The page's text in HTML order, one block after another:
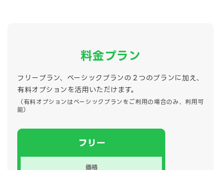
料金プラン
フリープラン、ベーシックプランの２つのプランに加え、
有料オプションを活用いただけます。
（有料オプションはベーシックプランをご利用の場合のみ、利用可
能）